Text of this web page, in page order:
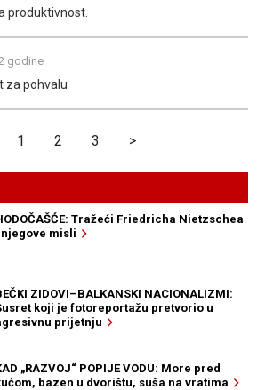
produktivnost.
godine
za pohvalu
1 2 3 >
Tražeći Friedricha Nietzschea
misli
ZIDOVI–BALKANSKI NACIONALIZMI:
koji je fotoreportažu pretvorio u
prijetnju
„RAZVOJ“ POPIJE VODU: More pred
bazen u dvorištu, suša na vratima